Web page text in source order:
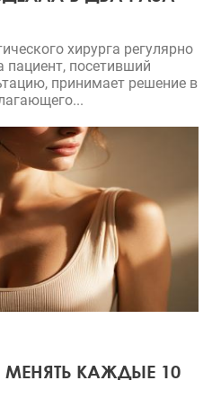
хирурга регулярно
пациент, посетивший
принимает решение в
КАЖДЫЕ 10